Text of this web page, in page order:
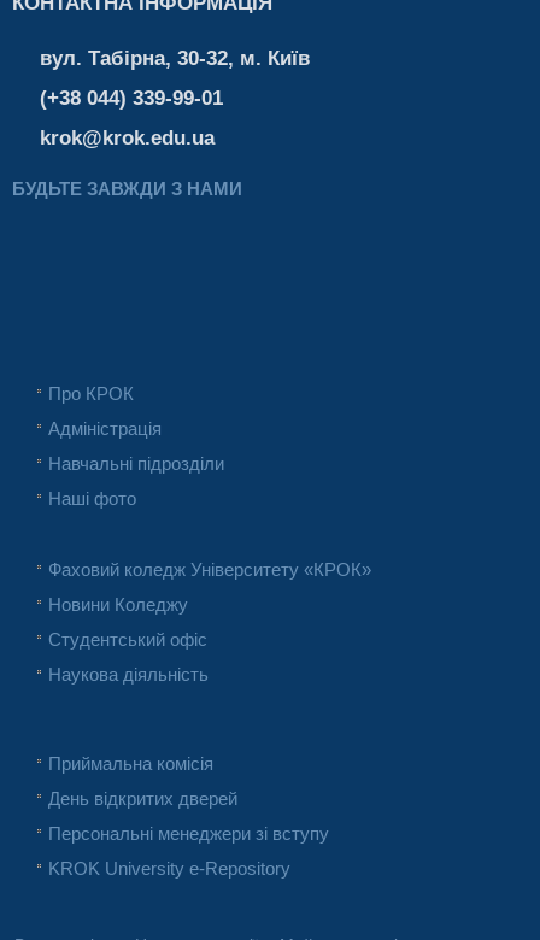
вул. Табірна, 30-32, м. Київ
(+38 044) 339-99-01
krok@krok.edu.ua
БУДЬТЕ ЗАВЖДИ З НАМИ
Про КРОК
Адміністрація
Навчальні підрозділи
Наші фото
Фаховий коледж Університету «КРОК»
Новини Коледжу
Студентський офіс
Наукова діяльність
Приймальна комісія
День відкритих дверей
Персональні менеджери зі вступу
KROK University e-Repository